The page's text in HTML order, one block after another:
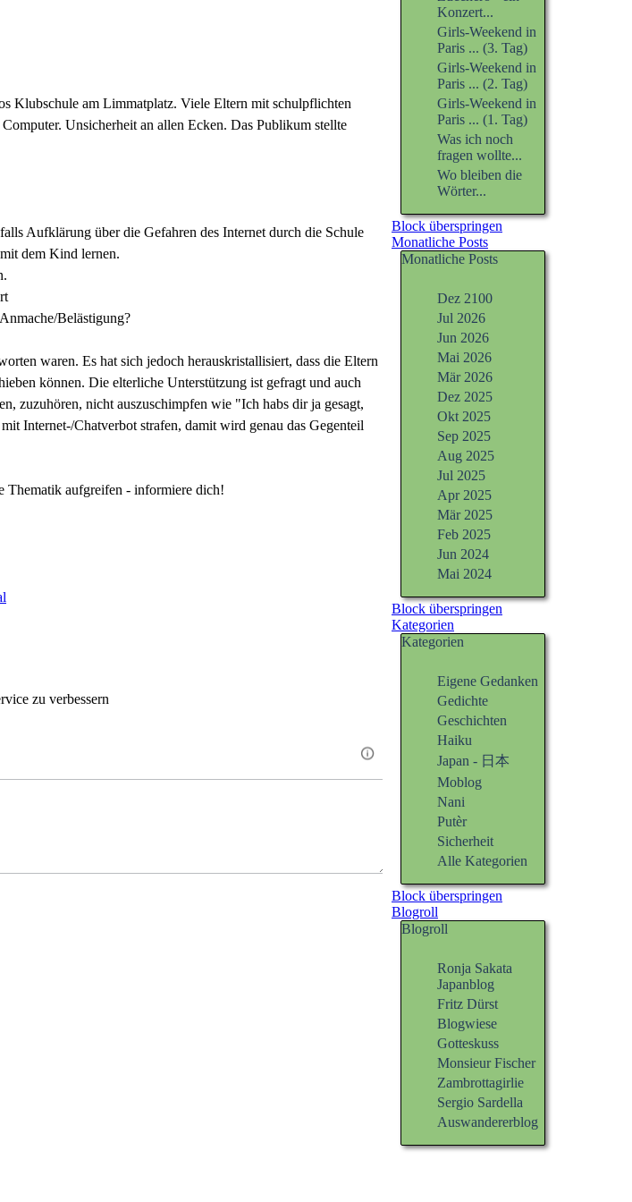
Klubschule am Limmatplatz. Viele Eltern mit schulpflichten
Unsicherheit an allen Ecken. Das Publikum stellte
Aufklärung über die Gefahren des Internet durch die Schule
dem Kind lernen.
Belästigung?
waren. Es hat sich jedoch herauskristallisiert, dass die Eltern
können. Die elterliche Unterstützung ist gefragt und auch
zuzuhören, nicht auszuschimpfen wie "Ich habs dir ja gesagt,
Internet-/Chatverbot strafen, damit wird genau das Gegenteil
Thematik aufgreifen - informiere dich!
zu verbessern
Konzert...
Girls-Weekend in
Paris ... (3. Tag)
Girls-Weekend in
Paris ... (2. Tag)
Girls-Weekend in
Paris ... (1. Tag)
Was ich noch
fragen wollte...
Wo bleiben die
Wörter...
Block überspringen
Monatliche Posts
Monatliche Posts
Dez 2100
Jul 2026
Jun 2026
Mai 2026
Mär 2026
Dez 2025
Okt 2025
Sep 2025
Aug 2025
Jul 2025
Apr 2025
Mär 2025
Feb 2025
Jun 2024
Mai 2024
Block überspringen
Kategorien
Kategorien
Eigene Gedanken
Gedichte
Geschichten
Haiku
Japan - 日本
Moblog
Nani
Putèr
Sicherheit
Alle Kategorien
Block überspringen
Blogroll
Blogroll
Ronja Sakata
Japanblog
Fritz Dürst
Blogwiese
Gotteskuss
Monsieur Fischer
Zambrottagirlie
Sergio Sardella
Auswandererblog